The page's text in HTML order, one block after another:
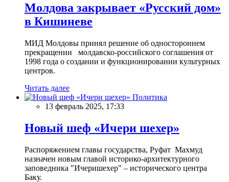
Молдова закрывает «Русский дом»
в Кишиневе
МИД Молдовы принял решение об одностороннем
прекращении молдавско-российского соглашения от
1998 года о создании и функционировании культурных
центров.
Читать далее
Политика
13 февраль 2025, 17:33
Новый шеф «Ичери шехер»
Распоряжением главы государства, Руфат Махмуд
назначен новым главой историко-архитектурного
заповедника "Ичеришехер" – исторического центра
Баку.